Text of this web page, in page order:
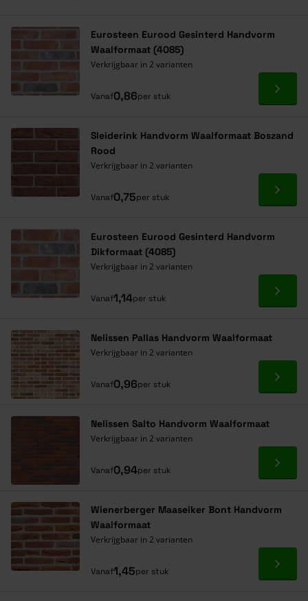
Eurosteen Eurood Gesinterd Handvorm
Waalformaat (4085)
Verkrijgbaar in 2 varianten
Vanaf0,86per stuk Ga
Sleiderink Handvorm Waalformaat Boszand
Rood
Verkrijgbaar in 2 varianten
Vanaf0,75per stuk Ga
Eurosteen Eurood Gesinterd Handvorm
Dikformaat (4085)
Verkrijgbaar in 2 varianten
Vanaf1,14per stuk Ga
Nelissen Pallas Handvorm Waalformaat
Verkrijgbaar in 2 varianten
Vanaf0,96per stuk Ga
Nelissen Salto Handvorm Waalformaat
Verkrijgbaar in 2 varianten
Vanaf0,94per stuk Ga
Wienerberger Maaseiker Bont Handvorm
Waalformaat
Verkrijgbaar in 2 varianten
Vanaf1,45per stuk Ga